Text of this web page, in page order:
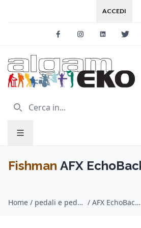
ACCEDI
FacebookInstagram
Fishman AFX
Home / pedali e pedaliere per chitarra / Fishman / AFX EchoBack Mini PRO-AFX-DL2 Delay